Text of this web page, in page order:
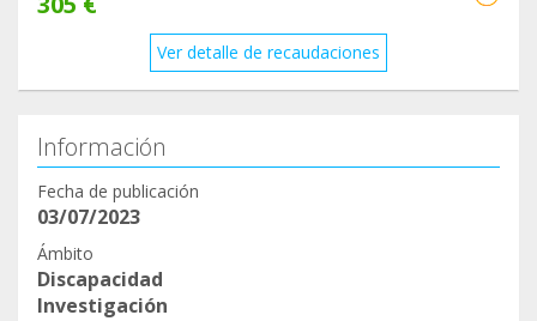
Ver detalle de recaudaciones
Información
Fecha de publicación
03/07/2023
Ámbito
Discapacidad
Investigación